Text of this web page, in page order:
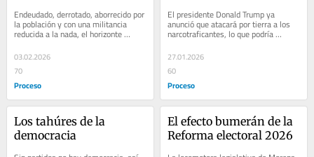
Endeudado, derrotado, aborrecido por
la población y con una militancia
reducida a la nada, el horizonte
electoral del PRI para las próximas...
03.02.2026
70
Proceso
El presidente Donald Trump ya
anunció que atacará por tierra a los
narcotraficantes, lo que podría
materializarse en acciones de
tropas...
27.01.2026
60
Proceso
Los tahúres de la
democracia
El efecto bumerán de la
Reforma electoral 2026